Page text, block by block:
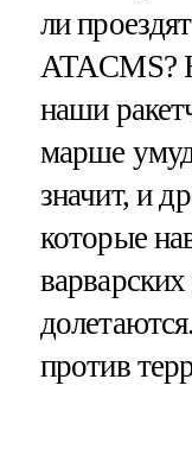
ли
ATACMS?
наши
марше
значит, и
которые
против